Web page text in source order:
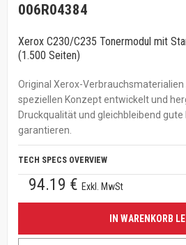
006R04384
Xerox C230/C235 Tonermodul mit
(1.500 Seiten)
Original Xerox-
speziellen Konzept entwickelt und
Druckqualität und gleichbleibend
garantieren.
TECH SPECS OVERVIEW
94.19 € Exkl. MwSt
IN WARENKORB